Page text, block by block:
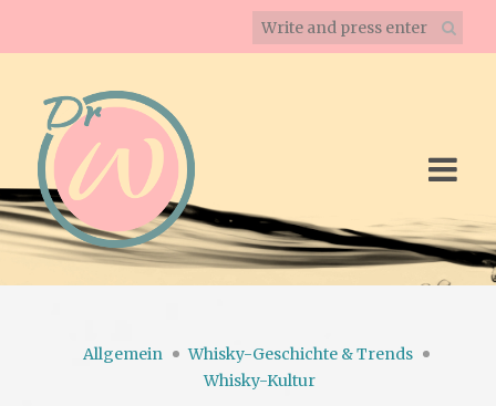
Allgemein
Whisky-Geschichte & Trends
Whisky-Kultur